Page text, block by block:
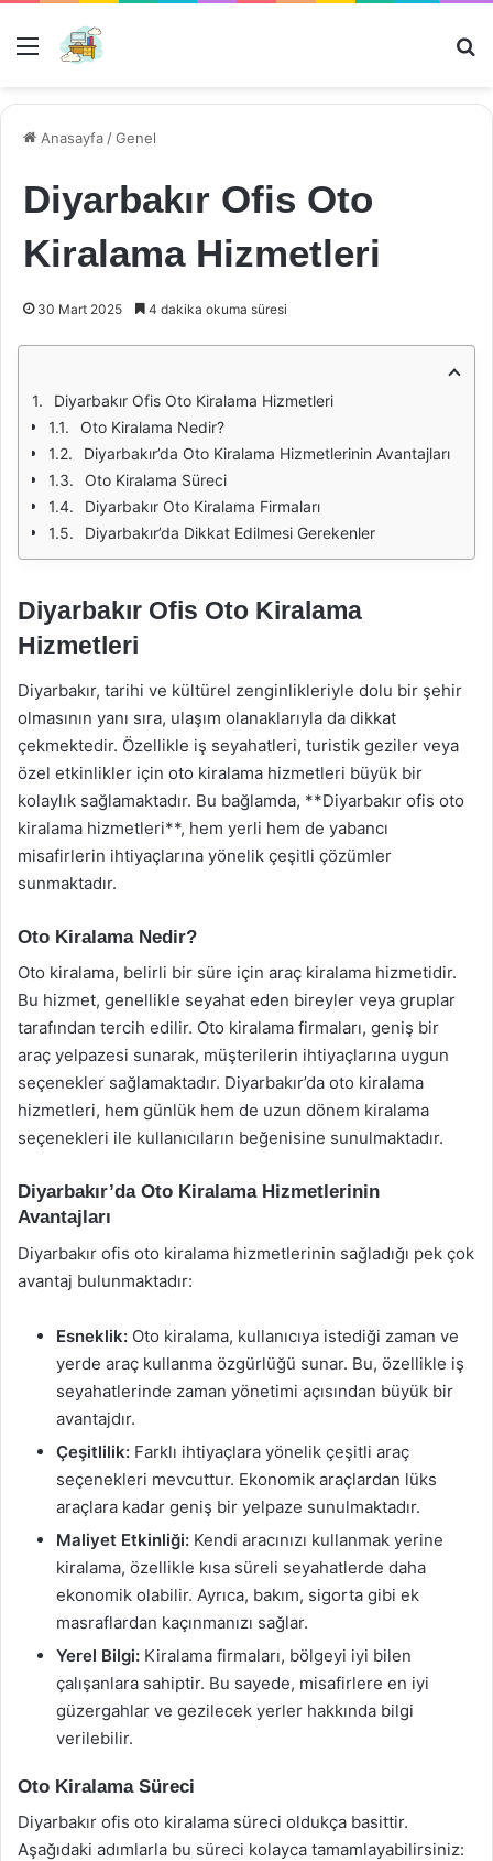
Menü
Anasayfa /Genel
Diyarbakır Ofis Oto
Kiralama Hizmetleri
30 Mart 2025 4 dakika okuma süresi
Diyarbakır Ofis Oto Kiralama Hizmetleri
Oto Kiralama Nedir?
Diyarbakır’da Oto Kiralama Hizmetlerinin Avantajları
Oto Kiralama Süreci
Diyarbakır Oto Kiralama Firmaları
Diyarbakır’da Dikkat Edilmesi Gerekenler
Diyarbakır Ofis Oto Kiralama
Hizmetleri
Diyarbakır, tarihi ve kültürel zenginlikleriyle dolu bir şehir
olmasının yanı sıra, ulaşım olanaklarıyla da dikkat
çekmektedir. Özellikle iş seyahatleri, turistik geziler veya
özel etkinlikler için oto kiralama hizmetleri büyük bir
kolaylık sağlamaktadır. Bu bağlamda, **Diyarbakır ofis oto
kiralama hizmetleri**, hem yerli hem de yabancı
misafirlerin ihtiyaçlarına yönelik çeşitli çözümler
sunmaktadır.
Oto Kiralama Nedir?
Oto kiralama, belirli bir süre için araç kiralama hizmetidir.
Bu hizmet, genellikle seyahat eden bireyler veya gruplar
tarafından tercih edilir. Oto kiralama firmaları, geniş bir
araç yelpazesi sunarak, müşterilerin ihtiyaçlarına uygun
seçenekler sağlamaktadır. Diyarbakır’da oto kiralama
hizmetleri, hem günlük hem de uzun dönem kiralama
seçenekleri ile kullanıcıların beğenisine sunulmaktadır.
Diyarbakır’da Oto Kiralama Hizmetlerinin
Avantajları
Diyarbakır ofis oto kiralama hizmetlerinin sağladığı pek çok
avantaj bulunmaktadır:
Esneklik: Oto kiralama, kullanıcıya istediği zaman ve
yerde araç kullanma özgürlüğü sunar. Bu, özellikle iş
seyahatlerinde zaman yönetimi açısından büyük bir
avantajdır.
Çeşitlilik: Farklı ihtiyaçlara yönelik çeşitli araç
seçenekleri mevcuttur. Ekonomik araçlardan lüks
araçlara kadar geniş bir yelpaze sunulmaktadır.
Maliyet Etkinliği: Kendi aracınızı kullanmak yerine
kiralama, özellikle kısa süreli seyahatlerde daha
ekonomik olabilir. Ayrıca, bakım, sigorta gibi ek
masraflardan kaçınmanızı sağlar.
Yerel Bilgi: Kiralama firmaları, bölgeyi iyi bilen
çalışanlara sahiptir. Bu sayede, misafirlere en iyi
güzergahlar ve gezilecek yerler hakkında bilgi
verilebilir.
Oto Kiralama Süreci
Diyarbakır ofis oto kiralama süreci oldukça basittir.
Aşağıdaki adımlarla bu süreci kolayca tamamlayabilirsiniz: